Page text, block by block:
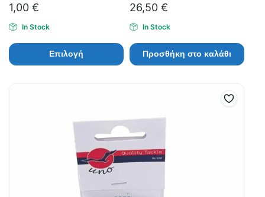
1,00 €
In Stock
Επιλογή
26,50 €
In Stock
Προσθήκη στο καλάθι